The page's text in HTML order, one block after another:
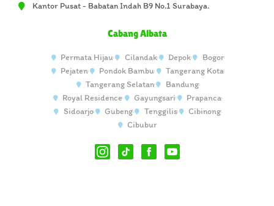
Kantor Pusat - Babatan Indah B9 No.1 Surabaya.
Cabang Albata
Permata Hijau Cilandak Depok
Bogor
Pejaten
Pondok Bambu
Tangerang Kota
Tangerang Selatan
Bandung
Royal Residence
Gayungsari
Prapanca
Sidoarjo
Gubeng Tenggilis
Cibinong
Cibubur